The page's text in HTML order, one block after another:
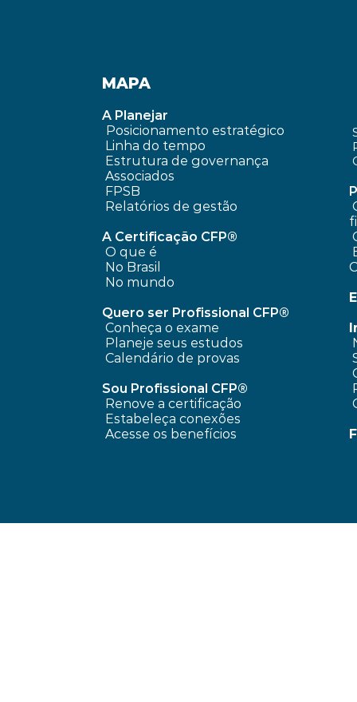
MAPA
A Planejar
Posicionamento estratégico
Linha do tempo
Estrutura de governança
Associados
FPSB
Relatórios de gestão
A Certificação CFP®
O que é
No Brasil
No mundo
Quero ser Profissional CFP®
Conheça o exame
Planeje seus estudos
Calendário de provas
Sou Profissional CFP®
Renove a certificação
Estabeleça conexões
Acesse os benefícios
O que é planejamento